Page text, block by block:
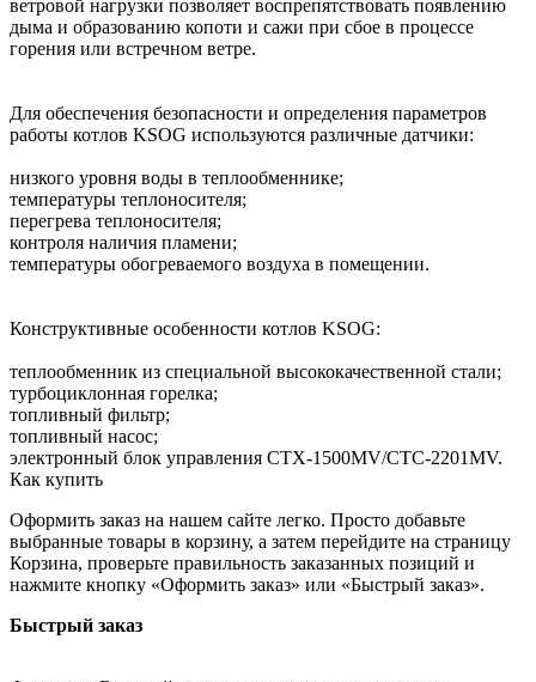
ветровой нагрузки позволяет воспрепятствовать появлению
дыма и образованию копоти и сажи при сбое в процессе
горения или встречном ветре.
Для обеспечения безопасности и определения параметров
работы котлов KSOG используются различные датчики:
низкого уровня воды в теплообменнике;
температуры теплоносителя;
перегрева теплоносителя;
контроля наличия пламени;
температуры обогреваемого воздуха в помещении.
Конструктивные особенности котлов KSOG:
теплообменник из специальной высококачественной стали;
турбоциклонная горелка;
топливный фильтр;
топливный насос;
электронный блок управления CTX-1500MV/CTC-2201MV.
Как купить
Оформить заказ на нашем сайте легко. Просто добавьте
выбранные товары в корзину, а затем перейдите на страницу
Корзина, проверьте правильность заказанных позиций и
нажмите кнопку «Оформить заказ» или «Быстрый заказ».
Быстрый заказ